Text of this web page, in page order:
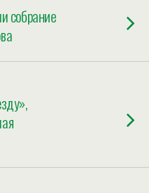
собрание